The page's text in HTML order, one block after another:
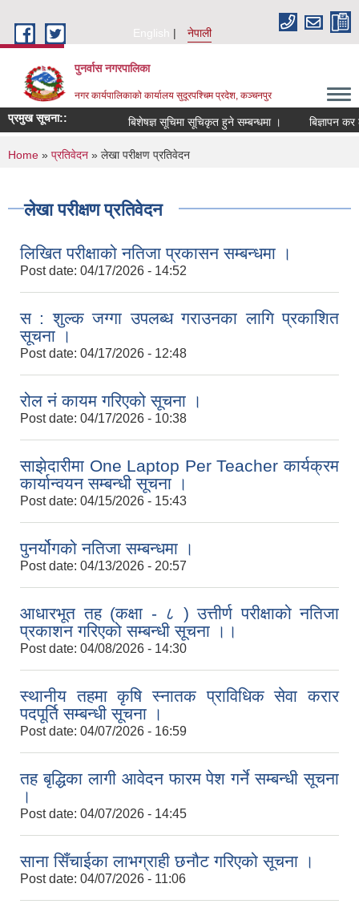
English
नेपाली
पुनर्वास नगरपालिका
नगर कार्यपालिकाको कार्यालय सुदूरपश्चिम प्रदेश, कञ्चनपुर
प्रमुख सूचना:: बिशेषज्ञ सूचिमा सूचिकृत हुने सम्बन्धमा । बिज्ञापन
You are here
Home » प्रतिवेदन » लेखा परीक्षण प्रतिवेदन
लेखा परीक्षण प्रतिवेदन
लिखित परीक्षाको नतिजा प्रकासन सम्बन्धमा ।
Post date: 04/17/2026 - 14:52
स : शुल्क जग्गा उपलब्ध गराउनका लागि प्रकाशित
सूचना ।
Post date: 04/17/2026 - 12:48
रोल नं कायम गरिएको सूचना ।
Post date: 04/17/2026 - 10:38
साझेदारीमा One Laptop Per Teacher कार्यक्रम
कार्यान्वयन सम्बन्धी सूचना ।
Post date: 04/15/2026 - 15:43
पुनर्योगको नतिजा सम्बन्धमा ।
Post date: 04/13/2026 - 20:57
आधारभूत तह (कक्षा - ८ ) उत्तीर्ण परीक्षाको नतिजा
प्रकाशन गरिएको सम्बन्धी सूचना ।।
Post date: 04/08/2026 - 14:30
स्थानीय तहमा कृषि स्नातक प्राविधिक सेवा करार
पदपूर्ति सम्बन्धी सूचना ।
Post date: 04/07/2026 - 16:59
तह बृद्धिका लागी आवेदन फारम पेश गर्ने सम्बन्धी सूचना
।
Post date: 04/07/2026 - 14:45
साना सिँचाईका लाभग्राही छनौट गरिएको सूचना ।
Post date: 04/07/2026 - 11:06